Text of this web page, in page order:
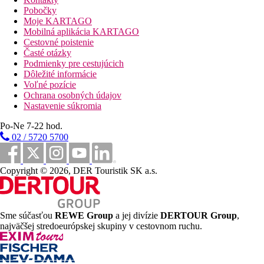
ľahké občerstvenie počas dňa (11.00-12.30 a 16.00-18.00
hod.)
Zábava
Možností zábavy v centre letoviska.
Zvláštnosti
Len pre dospelých.
Internet
Zadarmo:WIFI v rámci celého hotela.
Za poplatok:internetový kútik.
Web
www.tasiamarissandshotel.com
Oficiálna kategória
3 hviezdičky
Vzdialenosti
0 m
Pobočky
Moje KARTAGO
Mobilná aplikácia KARTAGO
Cestovné poistenie
Časté otázky
Podmienky pre cestujúcich
Dôležité informácie
Voľné pozície
Ochrana osobných údajov
Nastavenie súkromia
Po-Ne 7-22 hod.
02 / 5720 5700
Copyright © 2026, DER Touristik SK a.s.
Sme súčasťou REWE Group a jej divízie DERTOUR Group,
najväčšej stredoeurópskej skupiny v cestovnom ruchu.